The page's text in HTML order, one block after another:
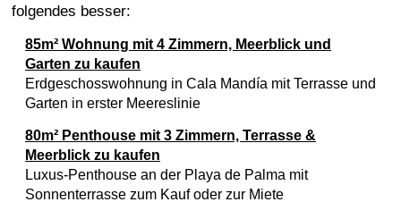
folgendes besser:
85m² Wohnung mit 4 Zimmern, Meerblick und
Garten zu kaufen
Erdgeschosswohnung in Cala Mandía mit Terrasse und
Garten in erster Meereslinie
80m² Penthouse mit 3 Zimmern, Terrasse &
Meerblick zu kaufen
Luxus-Penthouse an der Playa de Palma mit
Sonnenterrasse zum Kauf oder zur Miete